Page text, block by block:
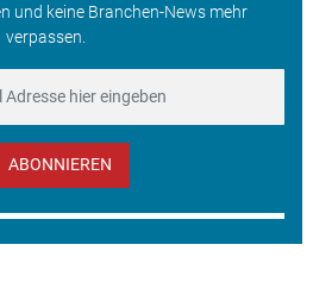
und keine Branchen-News mehr
verpassen.
ABONNIEREN